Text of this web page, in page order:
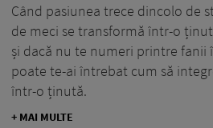
Când pasiunea trece dincolo de
de meci se transformă într-o
și dacă nu te numeri printre fanii
poate te-ai întrebat cum să
într-o ținută.
+ MAI MULTE